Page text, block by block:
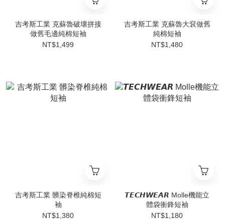
吉考斯工業 克蘇魯破壞拼接
做舊毛邊純棉短袖
NT$1,499
吉考斯工業 克蘇魯大袞做舊
純棉短袖
NT$1,480
吉考斯工業 髒染脊椎純棉短
袖
NT$1,380
𝙏𝙀𝘾𝙃𝙒𝙀𝘼𝙍 Molle機能立
體袋衝鋒短袖
NT$1,180